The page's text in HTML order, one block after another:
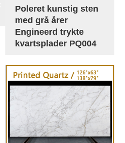
Poleret kunstig sten
med grå årer
Engineerd trykte
kvartsplader PQ004